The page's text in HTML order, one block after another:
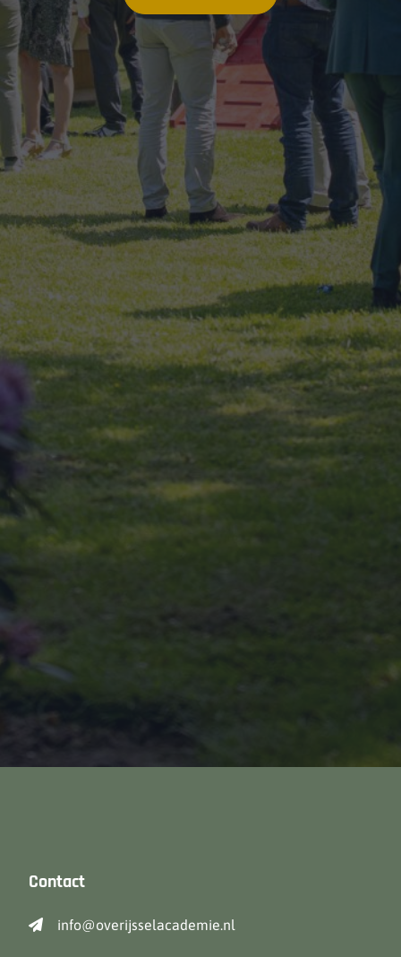
Contact
info@overijsselacademie.nl